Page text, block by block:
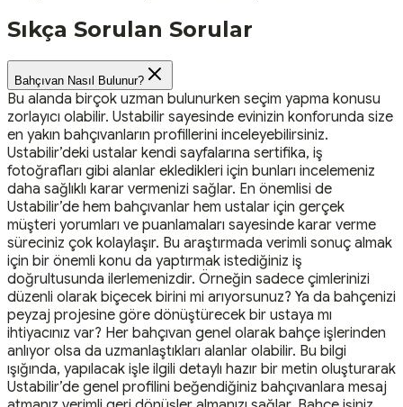
Sıkça Sorulan Sorular
Bahçıvan Nasıl Bulunur?
Bu alanda birçok uzman bulunurken seçim yapma konusu
zorlayıcı olabilir. Ustabilir sayesinde evinizin konforunda size
en yakın bahçıvanların profillerini inceleyebilirsiniz.
Ustabilir’deki ustalar kendi sayfalarına sertifika, iş
fotoğrafları gibi alanlar ekledikleri için bunları incelemeniz
daha sağlıklı karar vermenizi sağlar. En önemlisi de
Ustabilir’de hem bahçıvanlar hem ustalar için gerçek
müşteri yorumları ve puanlamaları sayesinde karar verme
süreciniz çok kolaylaşır. Bu araştırmada verimli sonuç almak
için bir önemli konu da yaptırmak istediğiniz iş
doğrultusunda ilerlemenizdir. Örneğin sadece çimlerinizi
düzenli olarak biçecek birini mi arıyorsunuz? Ya da bahçenizi
peyzaj projesine göre dönüştürecek bir ustaya mı
ihtiyacınız var? Her bahçıvan genel olarak bahçe işlerinden
anlıyor olsa da uzmanlaştıkları alanlar olabilir. Bu bilgi
ışığında, yapılacak işle ilgili detaylı hazır bir metin oluşturarak
Ustabilir’de genel profilini beğendiğiniz bahçıvanlara mesaj